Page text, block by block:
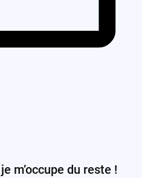
m’occupe du reste !